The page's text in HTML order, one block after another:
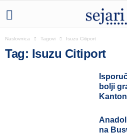
Naslovnica Tagovi Isuzu Citiport
Tag: Isuzu Citiport
bolji
na